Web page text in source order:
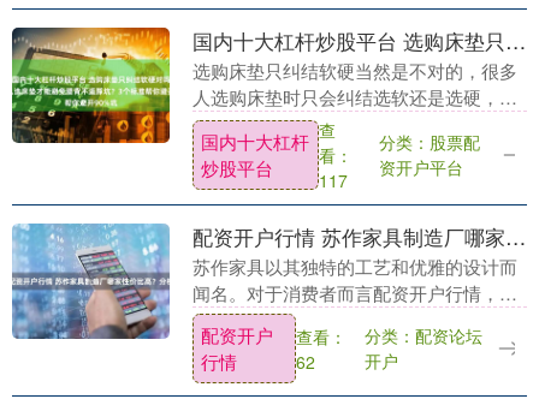
国内十大杠杆炒股平台 选购床垫只纠结软硬对吗？该怎么选床垫才能避免腰背不适踩坑？3个标准帮你避开90%坑
选购床垫只纠结软硬当然是不对的，很多
人选购床垫时只会纠结选软还是选硬，甚
至坚信“硬床护腰”“软床舒服”，其实只看软
硬的选购逻辑完全不对，这也是很多人睡
后出现腰背....
国内十大杠杆
炒股平台
查
看：
117
分类：股票配
资开户平台
配资开户行情 苏作家具制造厂哪家性价比高？分析
苏作家具以其独特的工艺和优雅的设计而
闻名。对于消费者而言配资开户行情，选
择一家性价比高的苏作家具制造厂至关重
要。本文将围绕苏作家具制造厂哪家性价
比高这一主题进行....
配资开户
行情
查看：
62
分类：配资论坛
开户